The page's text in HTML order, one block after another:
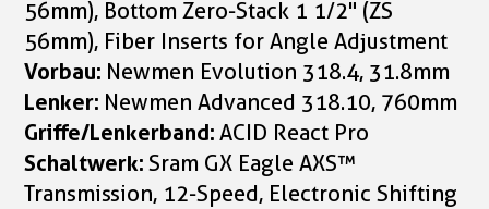
56mm), Bottom Zero-Stack 1 1/2" (ZS
56mm), Fiber Inserts for Angle Adjustment
Vorbau: Newmen Evolution 318.4, 31.8mm
Lenker: Newmen Advanced 318.10, 760mm
Griffe/Lenkerband:ACID React Pro
Schaltwerk:Sram GX Eagle AXS™
Transmission, 12-Speed, Electronic Shifting